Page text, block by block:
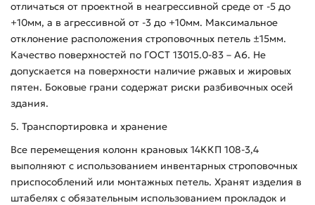
отличаться от проектной в неагрессивной среде от -5 до
+10мм, а в агрессивной от -3 до +10мм. Максимальное
отклонение расположения строповочных петель ±15мм.
Качество поверхностей по ГОСТ 13015.0-83 – А6. Не
допускается на поверхности наличие ржавых и жировых
пятен. Боковые грани содержат риски разбивочных осей
здания.
5. Транспортировка и хранение
Все перемещения колонн крановых 14ККП 108-3,4
выполняют с использованием инвентарных строповочных
приспособлений или монтажных петель. Хранят изделия в
штабелях с обязательным использованием прокладок и